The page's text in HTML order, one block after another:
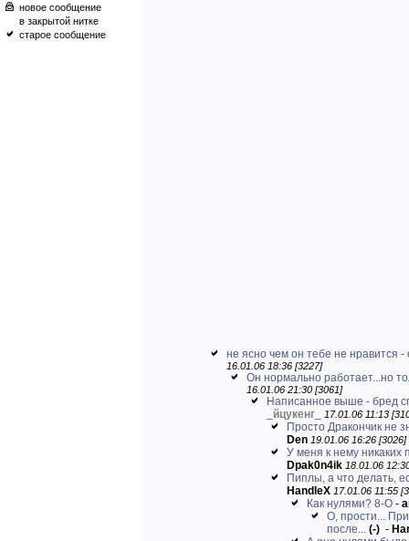
новое сообщение
в закрытой нитке
старое сообщение
не ясно чем он тебе не нравится -
16.01.06 18:36 [3227]
Он нормально работает...но
16.01.06 21:30 [3061]
Написанное выше - бред
йцукенг 17.01.06 11:13
Просто Дракончик не
Den 19.01.06 16:26 [3026]
У меня к нему никаких
Dpak0n4ik 18.01.06
Пиплы, а что делать,
HandleX 17.01.06 11:55
Как нулями? 8-O -
О, прости...
после... (-) -